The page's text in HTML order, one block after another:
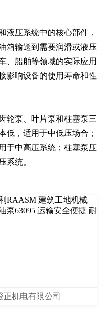
液压系统中的核心部件，
箱输送到需要润滑或液压
、船舶等领域的实际应用
影响设备的使用寿命和性
轮泵、叶片泵和柱塞泵三
低，适用于中低压场合；
于中高压系统；柱塞泵压
系统。
正机电有限公司